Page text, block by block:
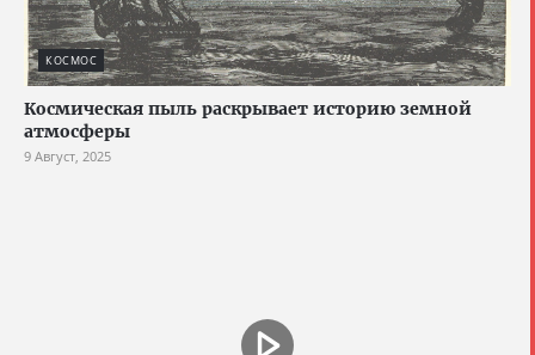
КОСМОС
Космическая пыль раскрывает историю земной
атмосферы
9 Август, 2025